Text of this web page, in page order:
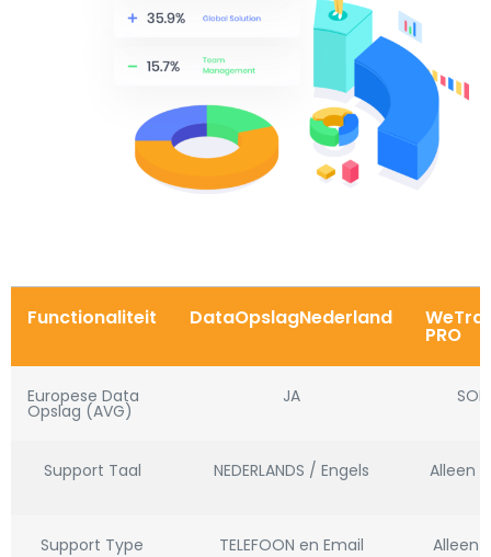
Functionaliteit DataOpslagNederland
PRO
Europese Data
Opslag (AVG)
JA
Support Taal NEDERLANDS / Engels Alleen
Support Type TELEFOON en Email Alleen